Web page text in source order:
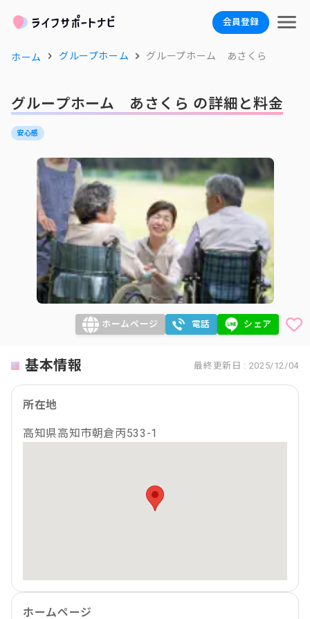
会員登録
ホーム グループホーム グループホーム あさくら
グループホーム あさくら の詳細と料金
安心感
ホームページ 電話 シェア
基本情報 最終更新日 : 2025/12/04
所在地
高知県高知市朝倉丙533-1
ホームページ